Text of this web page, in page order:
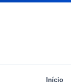
Início